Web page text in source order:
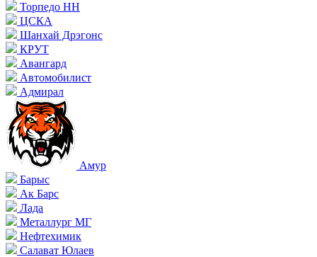
Торпедо НН
ЦСКА
Шанхай Дрэгонс
КРУТ
Авангард
Автомобилист
Адмирал
Амур
Барыс
Ак Барс
Лада
Металлург МГ
Нефтехимик
Салават Юлаев